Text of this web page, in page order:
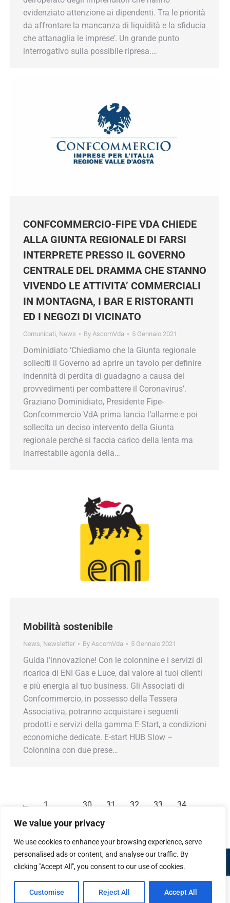
We value your privacy
We use cookies to enhance your browsing experience, serve
personalised ads or content, and analyse our traffic. By
clicking "Accept All", you consent to our use of cookies.
Customise Reject All Accept All
evidenziato attenzione ai dipendenti. Tra le priorità
da affrontare la mancanza di liquidità e la sfiducia
che attanaglia le imprese’. Un grande punto
interrogativo sulla possibile ripresa.…
CONFCOMMERCIO-FIPE VDA CHIEDE
ALLA GIUNTA REGIONALE DI FARSI
INTERPRETE PRESSO IL GOVERNO
CENTRALE DEL DRAMMA CHE STANNO
VIVENDO LE ATTIVITA’ COMMERCIALI
IN MONTAGNA, I BAR E RISTORANTI
ED I NEGOZI DI VICINATO
Comunicati, News By AscomVda 5 Gennaio 2021
Dominidiato ‘Chiediamo che la Giunta regionale
solleciti il Governo ad aprire un tavolo per definire
indennità di perdita di guadagno a causa dei
provvedimenti per combattere il Coronavirus’.
Graziano Dominidiato, Presidente Fipe-
Confcommercio VdA prima lancia l’allarme e poi
sollecita un deciso intervento della Giunta
regionale perché si faccia carico della lenta ma
inarrestabile agonia della…
Mobilità sostenibile
News, Newsletter By AscomVda 5 Gennaio 2021
Guida l’innovazione! Con le colonnine e i servizi di
ricarica di ENI Gas e Luce, dai valore ai tuoi clienti
e più energia al tuo business. Gli Associati di
Confcommercio, in possesso della Tessera
Associativa, potranno acquistare i seguenti
prodotti e servizi della gamma E-Start, a condizioni
economiche dedicate. E-start HUB Slow –
Colonnina con due prese…
30 31 32 33 34
Confcommercio Valle d'Aosta
Piazza Arco d'Augusto 10 - 11100 Aosta
Codice Fiscale 80004330074